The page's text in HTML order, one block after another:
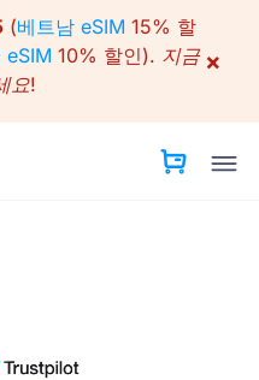
(베트남 eSIM 15% 할
eSIM 10% 할인). 지금
요!
×